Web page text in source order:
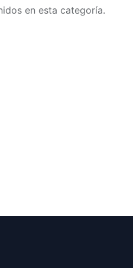
en esta categoría.